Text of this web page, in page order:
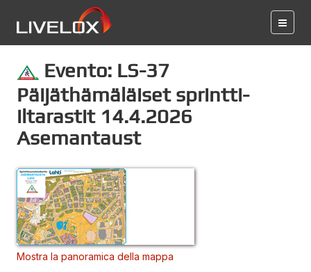
Evento: LS-37
Päijäthämäläiset sprintti-
iltarastit 14.4.2026
Asemantaust
Mostra la panoramica della mappa